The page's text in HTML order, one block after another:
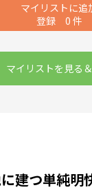
マイリストに追
登録 0 件
マイリストを見る
建つ単純明